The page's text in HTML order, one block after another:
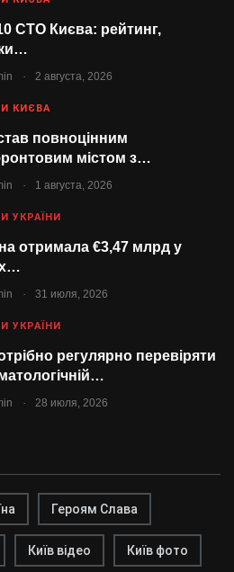
СТО Києва: рейтинг,
. 2 августа, 2026
КИЄВА
повноцінним
містом з…
. 1 августа, 2026
УКРАЇНИ
отримала €3,47 млрд у
. 31 июля, 2026
УКРАЇНИ
регулярно перевіряти
. 28 июля, 2026
Героям Слава
Київ відео Київ фото